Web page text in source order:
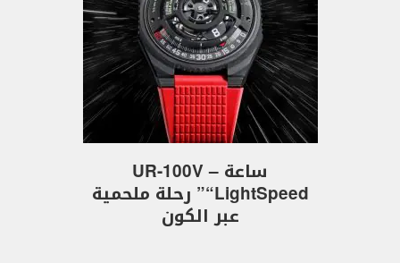
ساعة UR-100V –
“LightSpeed” رحلة ملحمية
عبر الكون